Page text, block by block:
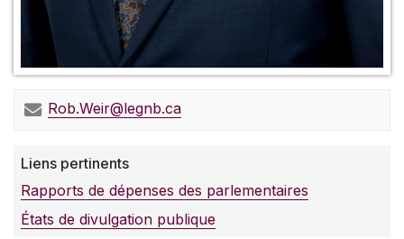
Rob.Weir@legnb.ca
Liens pertinents
Rapports de dépenses des parlementaires
États de divulgation publique